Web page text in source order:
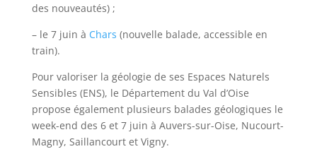
des nouveautés) ;
– le 7 juin à Chars (nouvelle balade, accessible en
train).
Pour valoriser la géologie de ses Espaces Naturels
Sensibles (ENS), le Département du Val d’Oise
propose également plusieurs balades géologiques le
week-end des 6 et 7 juin à Auvers-sur-Oise, Nucourt-
Magny, Saillancourt et Vigny.